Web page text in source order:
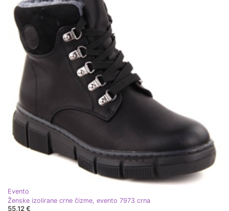
Evento
Ženske izolirane crne čizme, evento 7973 crna
55,12 €